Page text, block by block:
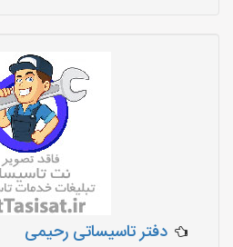
دفتر تاسیساتی رحیمی